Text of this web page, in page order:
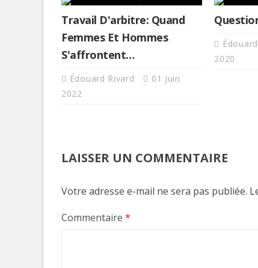
Travail D'arbitre: Quand
Femmes Et Hommes
S'affrontent…
Édouard Rivard
01 Juin
2022
2020
LAISSER UN COMMENTAIRE
Votre adresse e-mail ne sera pas publiée.
Commentaire *
Invitante terrasse-resto à